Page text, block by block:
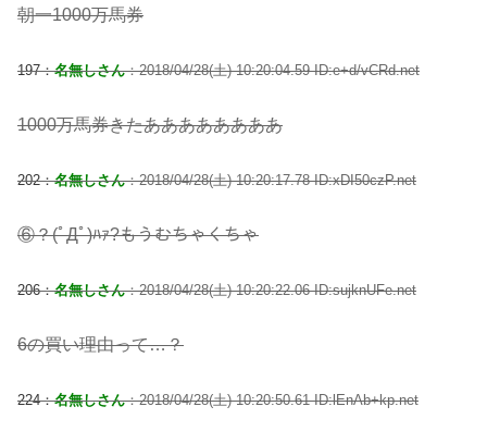
朝一1000万馬券
197：名無しさん：2018/04/28(土) 10:20:04.59 ID:e+d/vCRd.net
1000万馬券きたああああああああ
202：名無しさん：2018/04/28(土) 10:20:17.78 ID:xDI50czP.net
⑥？(ﾟДﾟ)ﾊｧ?もうむちゃくちゃ
206：名無しさん：2018/04/28(土) 10:20:22.06 ID:sujknUFe.net
6の買い理由って…？
224：名無しさん：2018/04/28(土) 10:20:50.61 ID:lEnAb+kp.net